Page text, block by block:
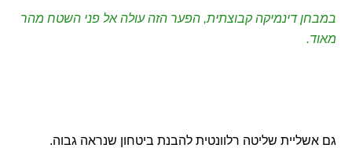
במבחן דינמיקה קבוצתית, הפער הזה עולה אל פני השטח מהר
מאוד.
גם אשליית שליטה רלוונטית להבנת ביטחון שנראה גבוה.